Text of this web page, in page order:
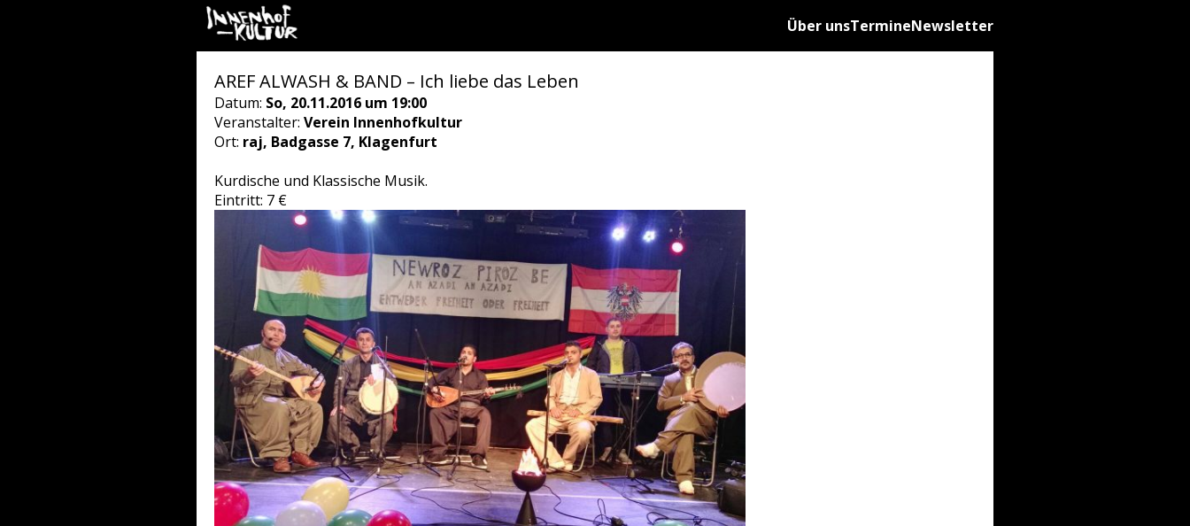
Über unsTermineNewsletter
AREF ALWASH & BAND – Ich liebe das Leben
Datum: So, 20.11.2016 um 19:00
Veranstalter: Verein Innenhofkultur
Ort: raj, Badgasse 7, Klagenfurt
Kurdische und Klassische Musik.
Eintritt: 7 €